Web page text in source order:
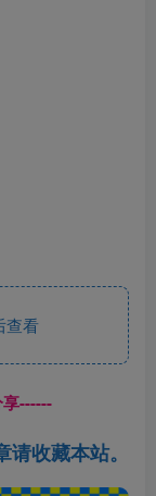
查看
------
收藏本站。